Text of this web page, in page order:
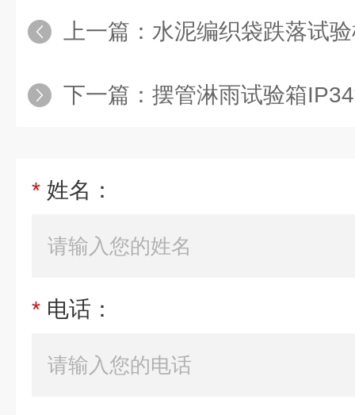
上一篇： 水泥编织袋跌落试
下一篇： 摆管淋雨试验箱
* 姓名：
* 电话：